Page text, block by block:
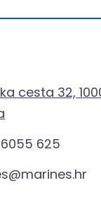
cesta 32,
625